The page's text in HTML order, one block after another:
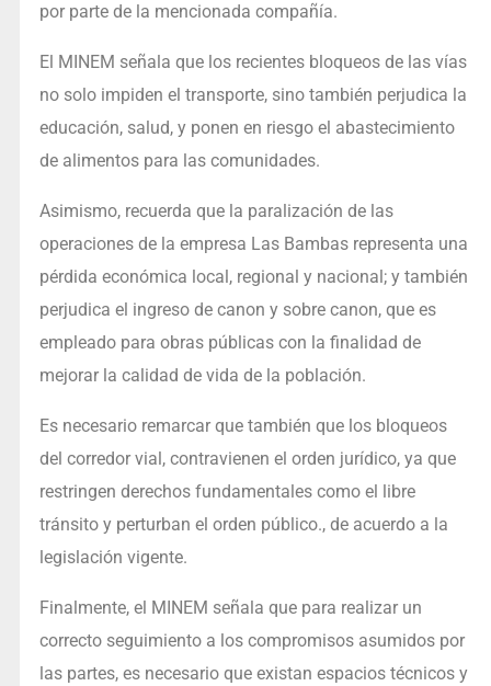
por parte de la mencionada compañía.
El MINEM señala que los recientes bloqueos de las vías
no solo impiden el transporte, sino también perjudica la
educación, salud, y ponen en riesgo el abastecimiento
de alimentos para las comunidades.
Asimismo, recuerda que la paralización de las
operaciones de la empresa Las Bambas representa una
pérdida económica local, regional y nacional; y también
perjudica el ingreso de canon y sobre canon, que es
empleado para obras públicas con la finalidad de
mejorar la calidad de vida de la población.
Es necesario remarcar que también que los bloqueos
del corredor vial, contravienen el orden jurídico, ya que
restringen derechos fundamentales como el libre
tránsito y perturban el orden público., de acuerdo a la
legislación vigente.
Finalmente, el MINEM señala que para realizar un
correcto seguimiento a los compromisos asumidos por
las partes, es necesario que existan espacios técnicos y